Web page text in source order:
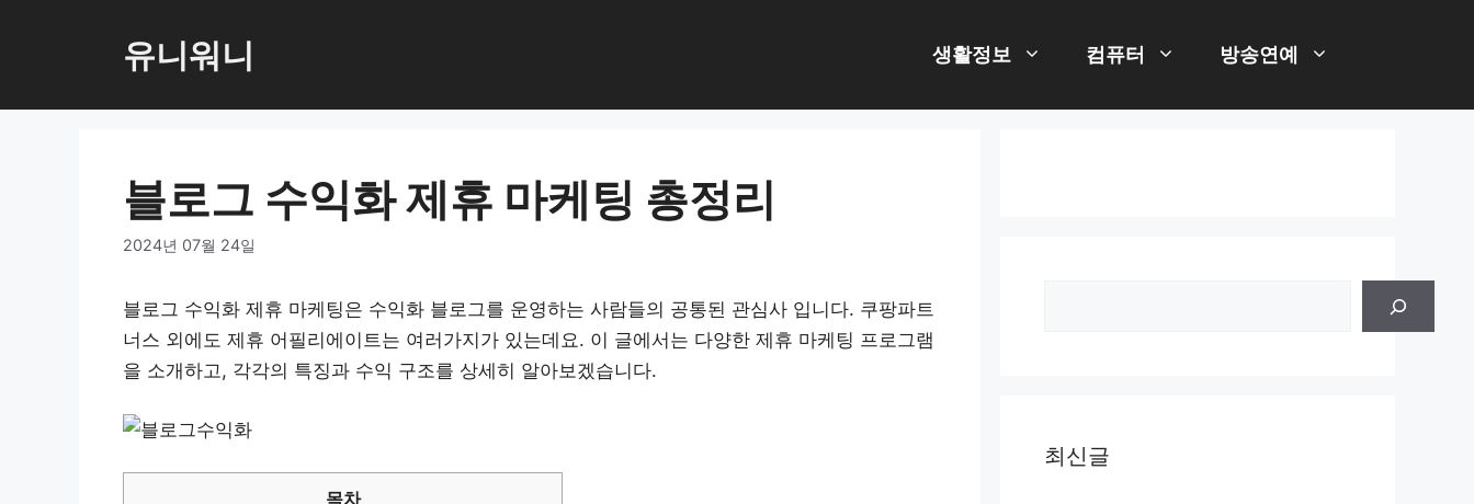
로
유니워니 생활정보 컴퓨터 방송연예
블로그 수익화 제휴 마케팅 총정리
2024년 07월 24일
블로그 수익화 제휴 마케팅은 수익화 블로그를 운영하는 사람들의 공통된 관심사 입니다. 쿠팡파트
너스 외에도 제휴 어필리에이트는 여러가지가 있는데요. 이 글에서는 다양한 제휴 마케팅 프로그램
을 소개하고, 각각의 특징과 수익 구조를 상세히 알아보겠습니다.
목차
최신글